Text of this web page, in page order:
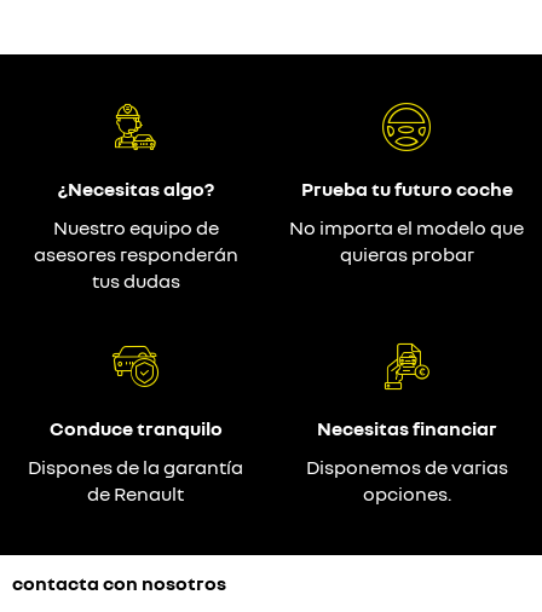
¿Necesitas algo?
Nuestro equipo de
asesores responderán
tus dudas
Prueba tu futuro coche
No importa el modelo que
quieras probar
Conduce tranquilo
Dispones de la garantía
de Renault
Necesitas financiar
Disponemos de varias
opciones.
contacta con nosotros